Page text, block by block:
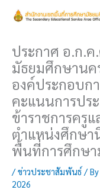
ประกาศ อ.ก.
มัธยมศึกษานค
องค์ประกอบก
คะแนนการปร
ข้าราชการครู
ตำแหน่งศึกษา
พื้นที่การศึกษ
/ข่าวประชาสัมพันธ์ / By
2026